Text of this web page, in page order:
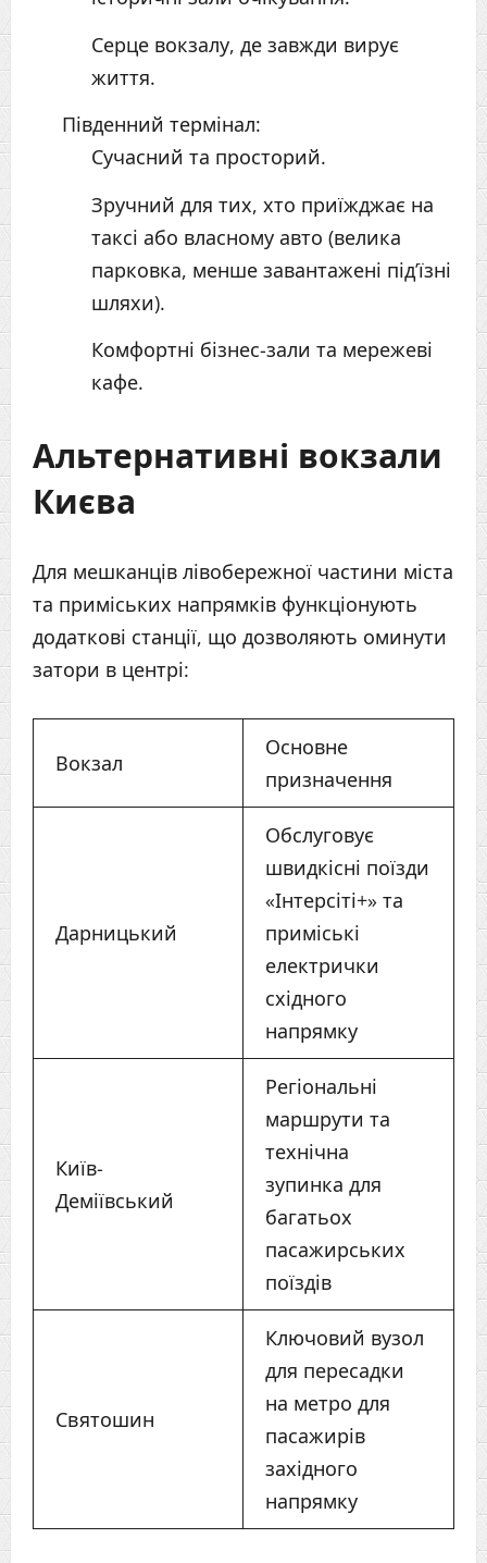
Серце вокзалу, де завжди вирує
життя.
Південний термінал:
Сучасний та просторий.
Зручний для тих, хто приїжджає на
таксі або власному авто (велика
парковка, менше завантажені під’їзні
шляхи).
Комфортні бізнес-зали та мережеві
кафе.
Альтернативні вокзали
Києва
Для мешканців лівобережної частини міста
та приміських напрямків функціонують
додаткові станції, що дозволяють оминути
затори в центрі:
Вокзал
Основне
призначення
Дарницький
Обслуговує
швидкісні поїзди
«Інтерсіті+» та
приміські
електрички
східного
напрямку
Київ-
Деміївський
Регіональні
маршрути та
технічна
зупинка для
багатьох
пасажирських
поїздів
Святошин
Ключовий вузол
для пересадки
на метро для
пасажирів
західного
напрямку